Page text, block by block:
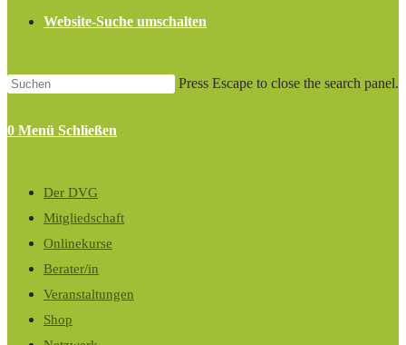
Website-Suche umschalten
Press Escape to close the search panel.
0 Menü Schließen
Der DVG
Mitgliedschaft
Onlinekurse
Berater/in
Veranstaltungen
Shop